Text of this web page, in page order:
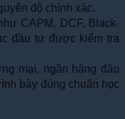
độ chính xác.
CAPM, DCF, Black-
đầu tư được kiểm tra
mại, ngân hàng đầu
bày đúng chuẩn học